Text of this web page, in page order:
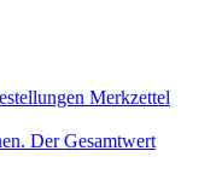
Merkzettel
Der Gesamtwert